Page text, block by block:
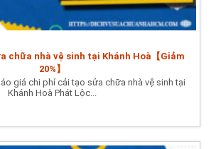
chữa nhà vệ sinh tại Khánh Hoà【Giảm
20%】
giá chi phí cải tạo sửa chữa nhà vệ sinh tại
Khánh Hoà Phát Lộc...